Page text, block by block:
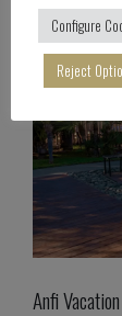
Anfi
Configure
Reject